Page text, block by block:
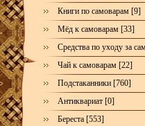
Книги по самоварам [9]
Мёд к самоварам [33]
Средства по уходу за
Чай к самоварам [22]
Подстаканники [760]
Антиквариат [0]
Береста [553]